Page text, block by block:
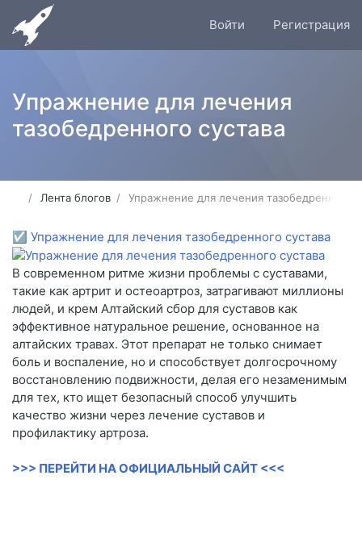
Войти Регистрация
Упражнение для лечения
тазобедренного сустава
Лента блогов Упражнение для лечения тазобедренного
☑ Упражнение для лечения тазобедренного сустава
В современном ритме жизни проблемы с суставами,
такие как артрит и остеоартроз, затрагивают миллионы
людей, и крем Алтайский сбор для суставов как
эффективное натуральное решение, основанное на
алтайских травах. Этот препарат не только снимает
боль и воспаление, но и способствует долгосрочному
восстановлению подвижности, делая его незаменимым
для тех, кто ищет безопасный способ улучшить
качество жизни через лечение суставов и
профилактику артроза.
>>> ПЕРЕЙТИ НА ОФИЦИАЛЬНЫЙ САЙТ <<<